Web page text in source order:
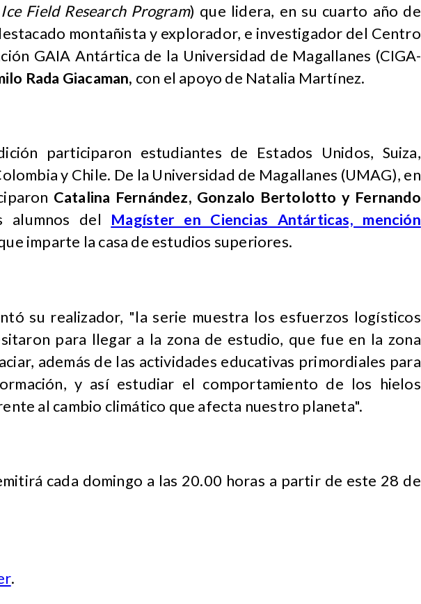
Field Research Program) que lidera, en su cuarto año de
montañista y explorador, e investigador del Centro
GAIA Antártica de la Universidad de Magallanes (CIGA-
Rada Giacaman, con el apoyo de Natalia Martínez.
participaron estudiantes de Estados Unidos, Suiza,
y Chile. De la Universidad de Magallanes (UMAG), en
Catalina Fernández, Gonzalo Bertolotto y Fernando
alumnos del Magíster en Ciencias Antárticas, mención
imparte la casa de estudios superiores.
su realizador, "la serie muestra los esfuerzos logísticos
para llegar a la zona de estudio, que fue en la zona
además de las actividades educativas primordiales para
y así estudiar el comportamiento de los hielos
al cambio climático que afecta nuestro planeta".
cada domingo a las 20.00 horas a partir de este 28 de
.